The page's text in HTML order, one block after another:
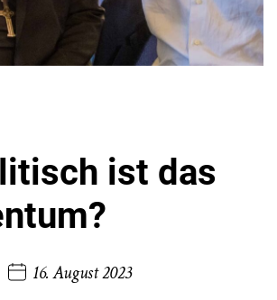
ist das
16. August 2023